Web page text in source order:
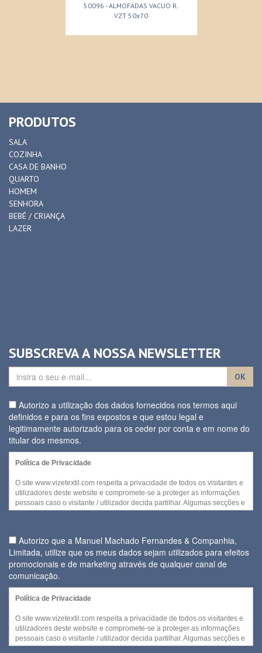
50096 - ALMOFADAS VACUO R.
VZT 50x70
PRODUTOS
SALA
COZINHA
CASA DE BANHO
QUARTO
HOMEM
SENHORA
BEBÉ / CRIANÇA
LAZER
SUBSCREVA A NOSSA NEWSLETTER
OK
Autorizo a utilização dos dados fornecidos nos termos aqui
definidos e para os fins expostos e que estou legal e
legitimamente autorizado para os ceder por conta e em nome do
titular dos mesmos.
Política de Privacidade
O site www.vizetextil.com respeita a privacidade de todos os visitantes e
utilizadores deste website e compromete-se a proteger as informações
pessoais caso o visitante / utilizador decida partilhar. Algumas secções e
/ ou funcionalidades deste website podem ser acedidas sem recurso a
No entanto, quando for necessária a recolha de informação pessoal
para disponibilizar serviços ou quando cada visitante decidir fornecer
alguns dos seus dados pessoais, a utilização daquela informação e
daqueles dados será efetuada no cumprimento
Regulamento Geral da sobre a Protecção de Dados (Regulamento (UE)
2016/679 do Parlamento Europeu e do Conselho de 27 de abril de
dados pessoais fornecidos.
A entidade responsável pela recolha e tratamento de dados pessoais é a
Autorizo que a Manuel Machado Fernandes & Companhia,
Limitada, utilize que os meus dados sejam utilizados para efeitos
promocionais e de marketing através de qualquer canal de
comunicação.
Política de Privacidade
O site www.vizetextil.com respeita a privacidade de todos os visitantes e
utilizadores deste website e compromete-se a proteger as informações
pessoais caso o visitante / utilizador decida partilhar. Algumas secções e
/ ou funcionalidades deste website podem ser acedidas sem recurso a